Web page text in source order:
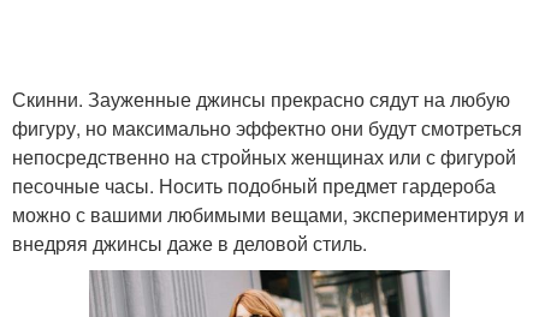
Скинни. Зауженные джинсы прекрасно сядут на любую
фигуру, но максимально эффектно они будут смотреться
непосредственно на стройных женщинах или с фигурой
песочные часы. Носить подобный предмет гардероба
можно с вашими любимыми вещами, экспериментируя и
внедряя джинсы даже в деловой стиль.